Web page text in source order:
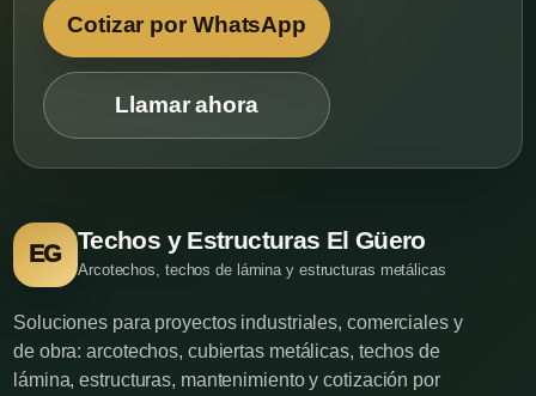
Cotizar por WhatsApp
Llamar ahora
EG
Techos y Estructuras El Güero
Arcotechos, techos de lámina y estructuras metálicas
Soluciones para proyectos industriales, comerciales y
de obra: arcotechos, cubiertas metálicas, techos de
lámina, estructuras, mantenimiento y cotización por